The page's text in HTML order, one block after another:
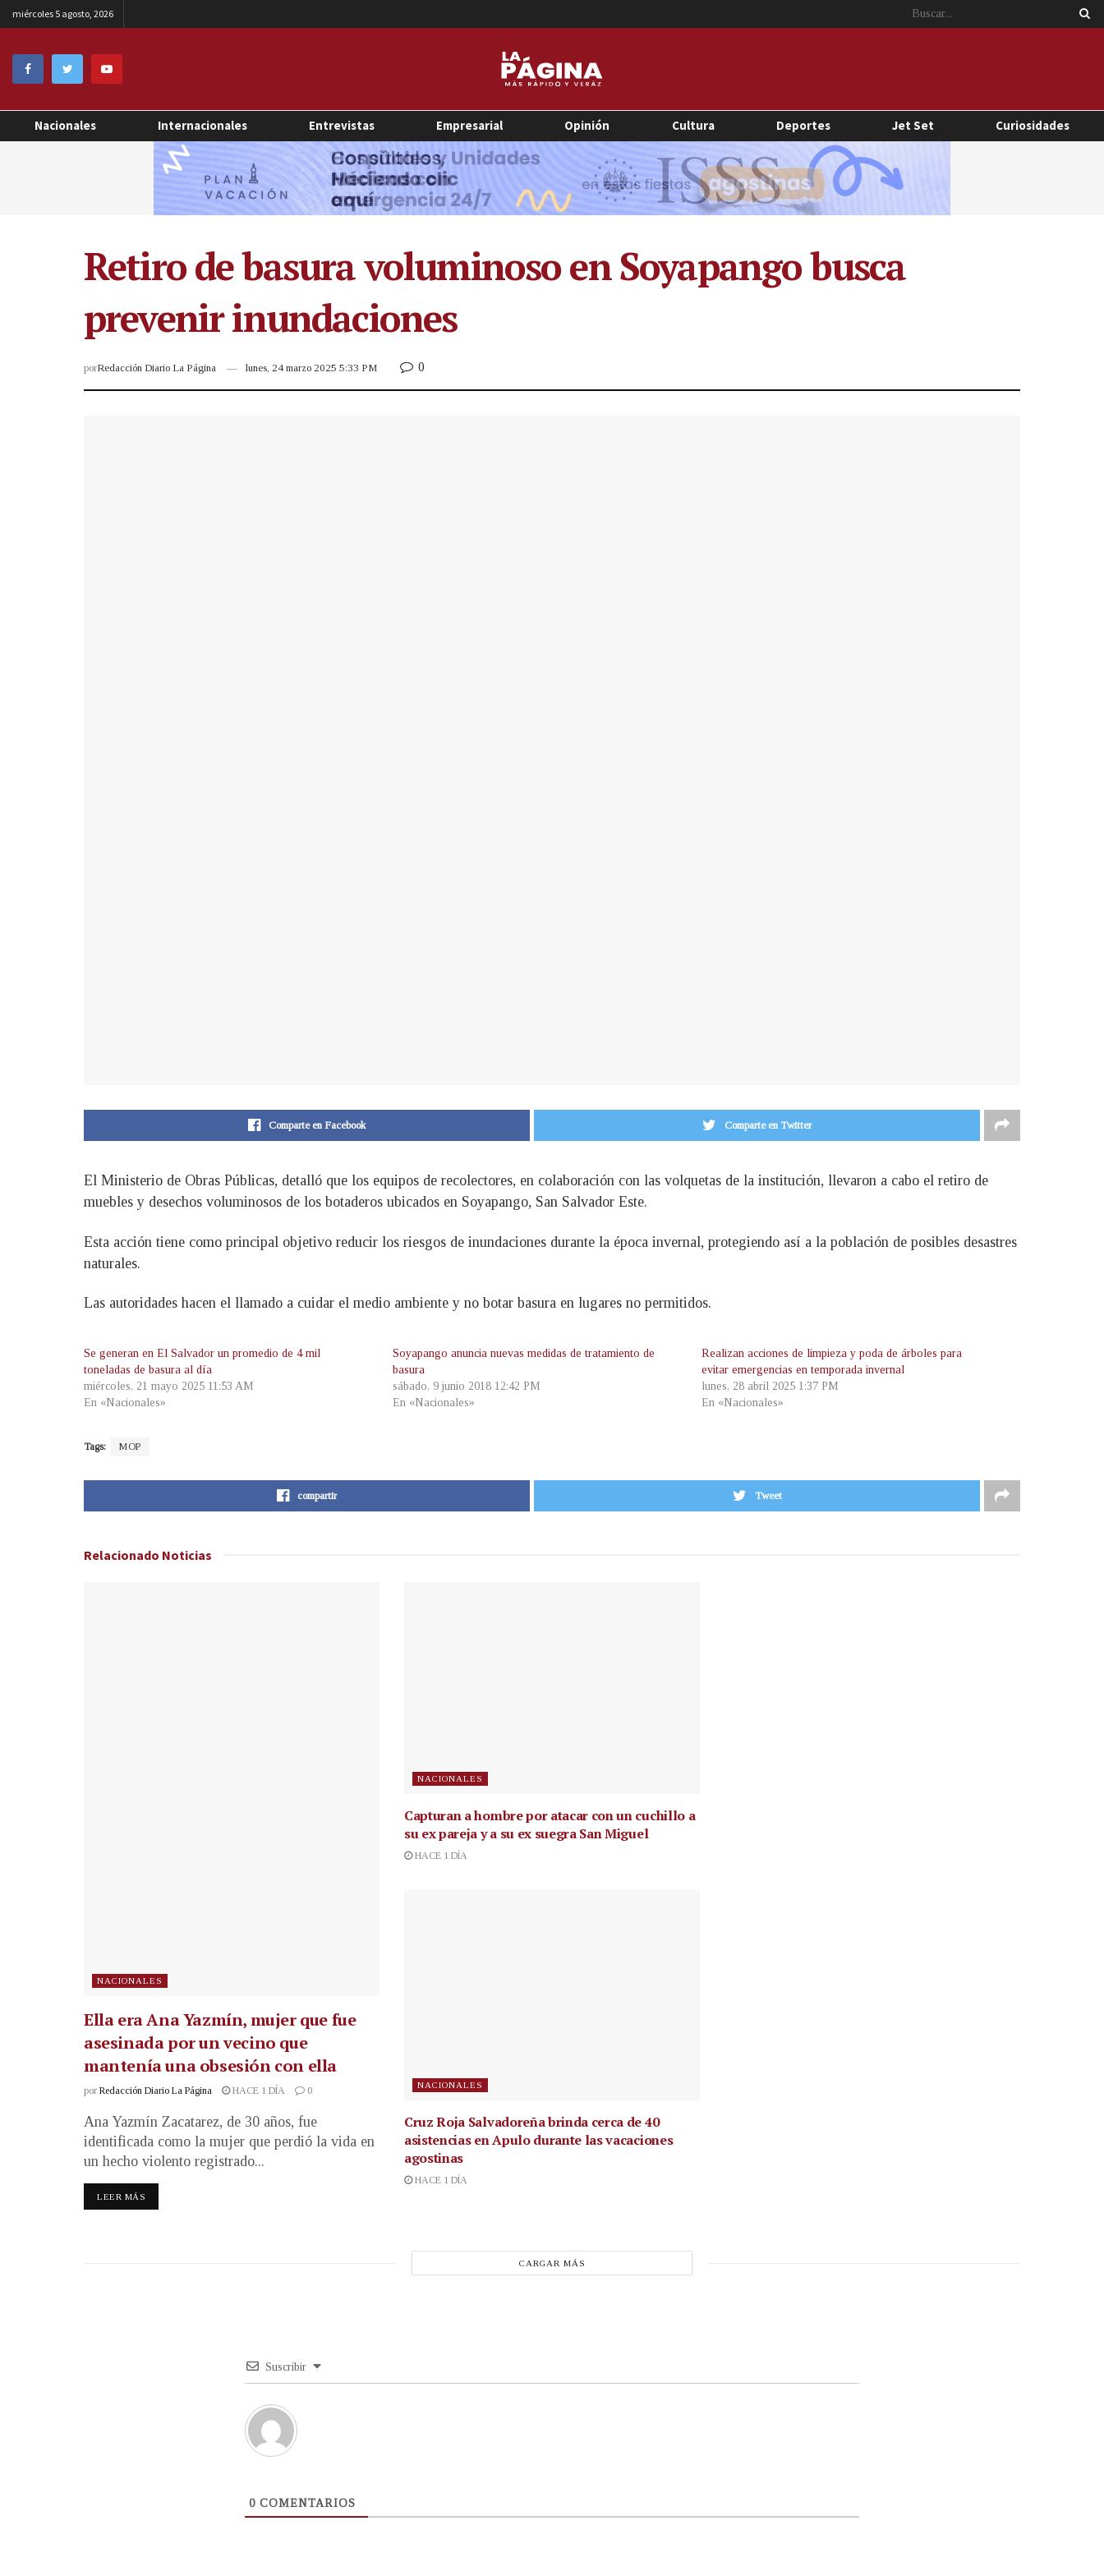
miércoles 5 agosto, 2026
Nacionales Internacionales Entrevistas Empresarial Opinión Cultura Deportes Jet Set Curiosidades
Retiro de basura voluminoso en Soyapango busca
prevenir inundaciones
porRedacción Diario La Página lunes, 24 marzo 2025 5:33 PM 0
Comparte en Facebook Comparte en Twitter
El Ministerio de Obras Públicas, detalló que los equipos de recolectores, en colaboración con las volquetas de la institución, llevaron a cabo el retiro de
muebles y desechos voluminosos de los botaderos ubicados en Soyapango, San Salvador Este.
Esta acción tiene como principal objetivo reducir los riesgos de inundaciones durante la época invernal, protegiendo así a la población de posibles desastres
naturales.
Las autoridades hacen el llamado a cuidar el medio ambiente y no botar basura en lugares no permitidos.
Se generan en El Salvador un promedio de 4 mil
toneladas de basura al día
miércoles, 21 mayo 2025 11:53 AM
En «Nacionales»
Soyapango anuncia nuevas medidas de tratamiento de
basura
sábado, 9 junio 2018 12:42 PM
En «Nacionales»
Realizan acciones de limpieza y poda de árboles para
evitar emergencias en temporada invernal
lunes, 28 abril 2025 1:37 PM
En «Nacionales»
Tags: MOP
compartir Tweet
Relacionado Noticias
NACIONALES
Ella era Ana Yazmín, mujer que fue
asesinada por un vecino que
mantenía una obsesión con ella
por Redacción Diario La Página HACE 1 DÍA 0
Ana Yazmín Zacatarez, de 30 años, fue
identificada como la mujer que perdió la vida en
un hecho violento registrado...
LEER MÁS
NACIONALES
Capturan a hombre por atacar con un cuchillo a
su ex pareja y a su ex suegra San Miguel
HACE 1 DÍA
NACIONALES
Cruz Roja Salvadoreña brinda cerca de 40
asistencias en Apulo durante las vacaciones
agostinas
HACE 1 DÍA
CARGAR MÁS
Suscribir
0 COMENTARIOS